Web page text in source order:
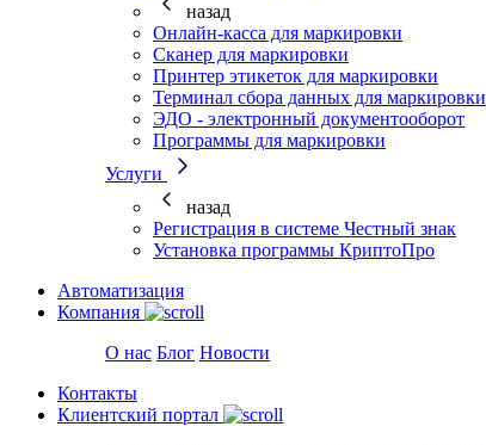
назад
Онлайн-касса для маркировки
Сканер для маркировки
Принтер этикеток для маркировки
Терминал сбора данных для маркировки
ЭДО - электронный документооборот
Программы для маркировки
Услуги
назад
Регистрация в системе Честный знак
Установка программы КриптоПро
Автоматизация
Компания
О нас Блог Новости
Контакты
Клиентский портал